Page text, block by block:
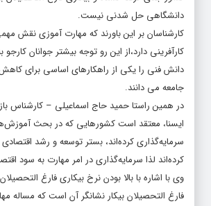
دانشگاهی حل شدنی نیست.
کارشناسان بر این باورند که مهارت آموزی نقش
کارآفرینی دارد،از این رو توجه بیشتر جوانان
دانش فنی را یکی از راهکارهای اساسی برای
جامعه می دانند.
در همین راستا حمید حاج اسماعیلی – کارشناس
ایسنا، معتقد است کشورهایی که در بحث
سرمایه‌گذاری کرده‌اند، بستر توسعه و رشد
کرده‌اند لذا سرمایه‌گذاری در امر مهارت به سود
وی با اشاره با بالا بودن نرخ بیکاری فارغ
فارغ التحصیلان بیکار نشانگر آن است که مساله